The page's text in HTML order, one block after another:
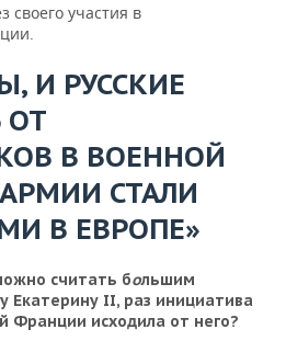
своего участия в
И РУССКИЕ
ОТ
В ВОЕННОЙ
СТАЛИ
В ЕВРОПЕ»
считать большим
Екатерину II, раз инициатива
Франции исходила от него?